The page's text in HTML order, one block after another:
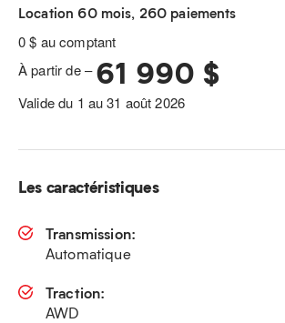
Location 60 mois, 260 paiements
0 $ au comptant
À partir de –61 990 $
Valide du 1 au 31 août 2026
Les caractéristiques
Transmission:
Automatique
Traction:
AWD